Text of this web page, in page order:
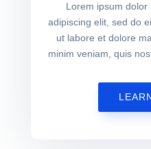
Lorem ipsum
adipiscing elit, sed do
ut labore et dolore
minim veniam, quis